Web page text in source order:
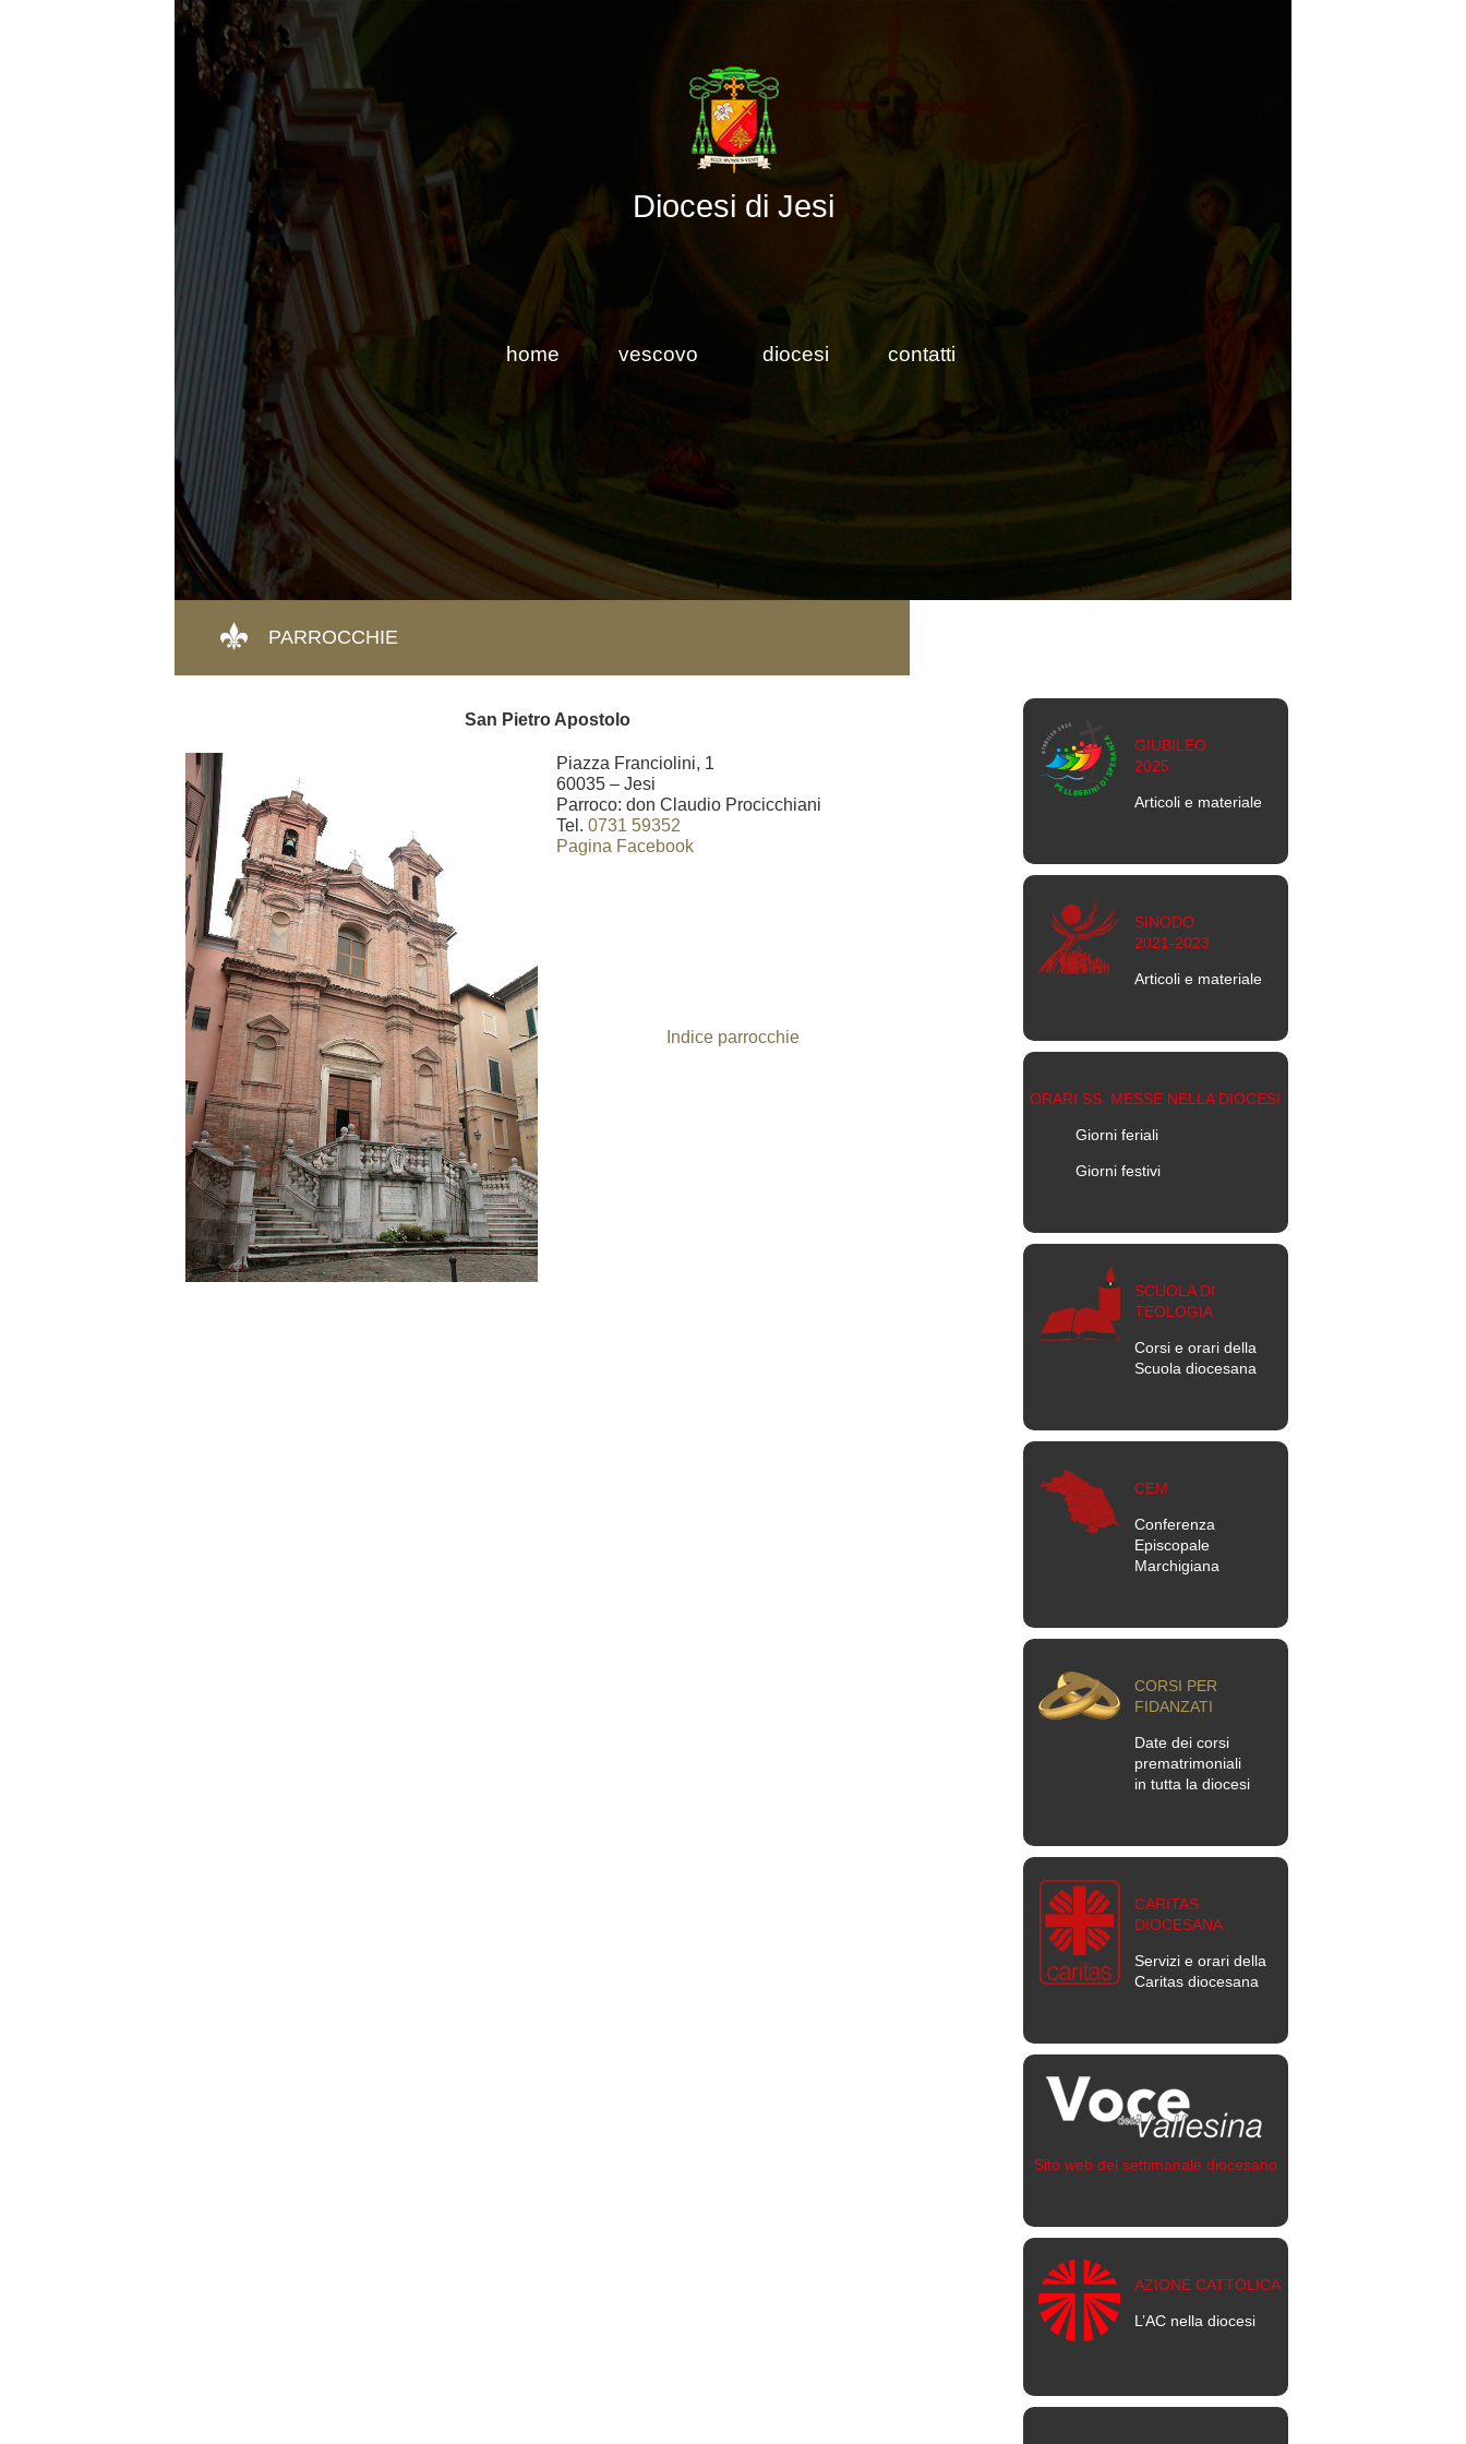
Diocesi di Jesi
home vescovo diocesi contatti
PARROCCHIE
San Pietro Apostolo
Piazza Franciolini, 1
60035 – Jesi
Parroco: don Claudio Procicchiani
Tel.0731 59352
Pagina Facebook
Indice parrocchie
GIUBILEO
2025
Articoli e materiale
SINODO
2021-2023
Articoli e materiale
ORARI SS. MESSE NELLA DIOCESI
Giorni feriali
Giorni festivi
SCUOLA DI
TEOLOGIA
Corsi e orari della
Scuola diocesana
CEM
Conferenza
Episcopale
Marchigiana
CORSI PER
FIDANZATI
Date dei corsi
prematrimoniali
in tutta la diocesi
CARITAS
DIOCESANA
Servizi e orari della
Caritas diocesana
Sito web del settimanale diocesano
AZIONE CATTOLICA
L’AC nella diocesi